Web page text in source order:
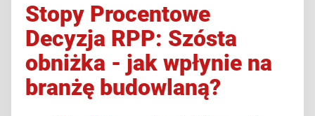
Stopy Procentowe
Decyzja RPP: Szósta
obniżka - jak wpłynie na
branżę budowlaną?